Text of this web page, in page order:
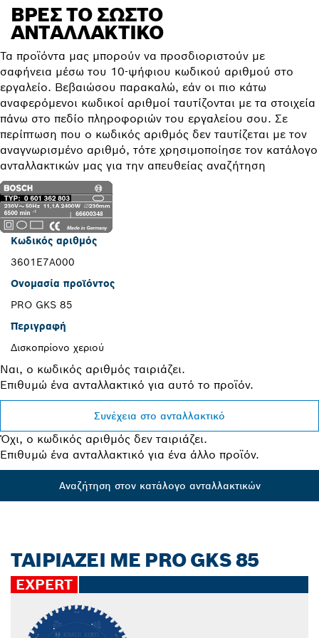
ΒΡΕΣ ΤΟ ΣΩΣΤΌ
ΑΝΤΑΛΛΑΚΤΙΚΌ
Τα προϊόντα μας μπορούν να προσδιοριστούν με
σαφήνεια μέσω του 10-ψήφιου κωδικού αριθμού στο
εργαλείο. Βεβαιώσου παρακαλώ, εάν οι πιο κάτω
αναφερόμενοι κωδικοί αριθμοί ταυτίζονται με τα στοιχεία
πάνω στο πεδίο πληροφοριών του εργαλείου σου. Σε
περίπτωση που ο κωδικός αριθμός δεν ταυτίζεται με τον
αναγνωρισμένο αριθμό, τότε χρησιμοποίησε τον κατάλογο
ανταλλακτικών μας για την απευθείας αναζήτηση
Κωδικός αριθμός
3601E7A000
Ονομασία προϊόντος
PRO GKS 85
Περιγραφή
Δισκοπρίονο χεριού
Ναι, ο κωδικός αριθμός ταιριάζει.
Επιθυμώ ένα ανταλλακτικό για αυτό το προϊόν.
Συνέχεια στο ανταλλακτικό
Όχι, ο κωδικός αριθμός δεν ταιριάζει.
Επιθυμώ ένα ανταλλακτικό για ένα άλλο προϊόν.
Αναζήτηση στον κατάλογο ανταλλακτικών
ΤΑΙΡΙΑΖΕΙ ΜΕ PRO GKS 85
EXPERT